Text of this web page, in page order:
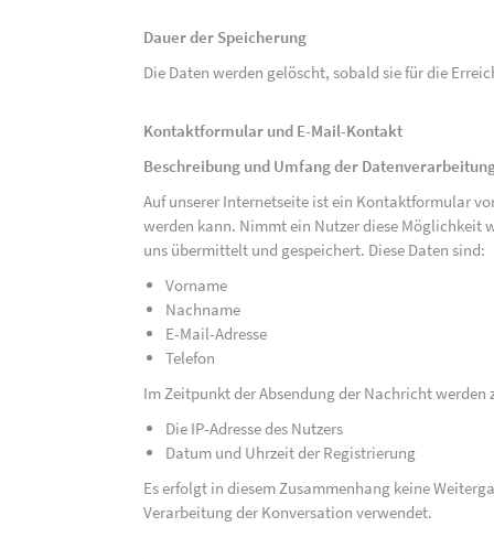
Dauer der Speicherung
Die Daten werden gelöscht, sobald sie für die
Kontaktformular und E-Mail-Kontakt
Beschreibung und Umfang der
Auf unserer Internetseite ist ein Kontaktformular
werden kann. Nimmt ein Nutzer diese Möglichkeit
uns übermittelt und gespeichert. Diese Daten sind:
Vorname
Nachname
E-Mail-Adresse
Telefon
Im Zeitpunkt der Absendung der Nachricht werden
Die IP-Adresse des Nutzers
Datum und Uhrzeit der Registrierung
Es erfolgt in diesem Zusammenhang keine
Verarbeitung der Konversation verwendet.